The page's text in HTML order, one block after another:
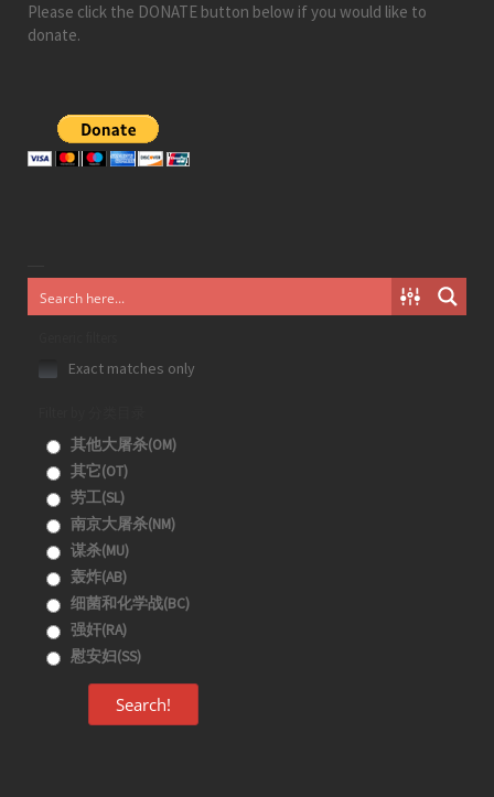
Please click the DONATE button below if you would like to
donate.
Exact matches only
其他大屠杀(OM)
其它(OT)
劳工(SL)
南京大屠杀(NM)
谋杀(MU)
轰炸(AB)
细菌和化学战(BC)
强奸(RA)
慰安妇(SS)
Search!